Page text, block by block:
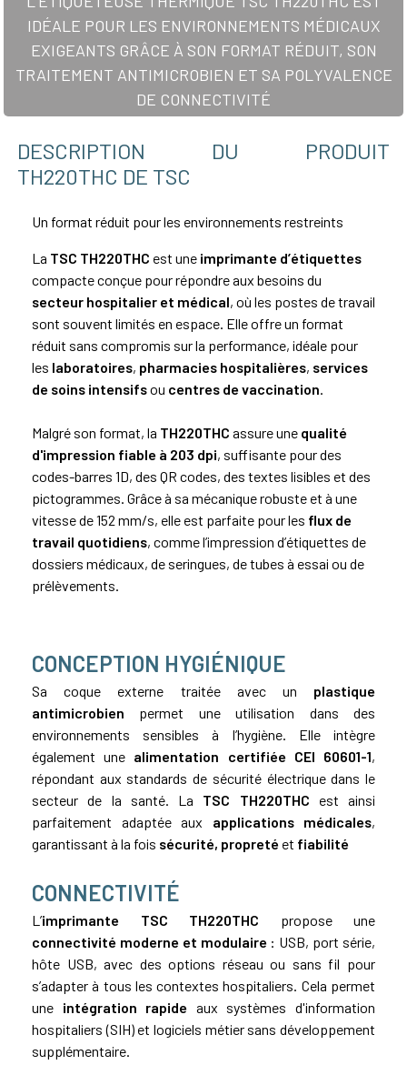
IDÉALE POUR LES ENVIRONNEMENTS MÉDICAUX
EXIGEANTS GRÂCE À SON FORMAT RÉDUIT, SON
TRAITEMENT ANTIMICROBIEN ET SA POLYVALENCE
DE CONNECTIVITÉ
DESCRIPTION DU PRODUIT
TH220THC DE TSC
Un format réduit pour les environnements restreints
La TSC TH220THC est une imprimante d’étiquettes
compacte conçue pour répondre aux besoins du
secteur hospitalier et médical, où les postes de travail
sont souvent limités en espace. Elle offre un format
réduit sans compromis sur la performance, idéale pour
les laboratoires, pharmacies hospitalières, services
de soins intensifsou centres de vaccination
Malgré son format, la TH220THC assure une qualité
d'impression fiable à 203 dpi, suffisante pour des
codes-barres 1D, des QR codes, des textes lisibles et des
pictogrammes. Grâce à sa mécanique robuste et à une
vitesse de 152 mm/s, elle est parfaite pour les flux de
travail quotidiens, comme l’impression d’étiquettes de
dossiers médicaux, de seringues, de tubes à essai ou de
prélèvements.
CONCEPTION HYGIÉNIQUE
Sa coque externe traitée avec un plastique
antimicrobien permet une utilisation dans des
environnements sensibles à l’hygiène. Elle intègre
également une alimentation certifiée CEI 60601-1,
répondant aux standards de sécurité électrique dans le
secteur de la santé. La TSC TH220THC est ainsi
parfaitement adaptée aux applications médicales,
garantissant à la fois sécurité, propreté et fiabilité
CONNECTIVITÉ
L’imprimante TSC TH220THC propose une
connectivité moderne et modulaire: USB, port série,
hôte USB, avec des options réseau ou sans fil pour
s’adapter à tous les contextes hospitaliers. Cela permet
une intégration rapide aux systèmes d'information
hospitaliers (SIH) et logiciels métier sans développement
supplémentaire.